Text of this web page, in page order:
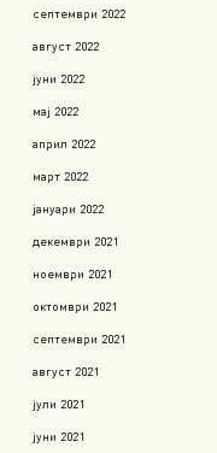
септември 2022
август 2022
јуни 2022
мај 2022
април 2022
март 2022
јануари 2022
декември 2021
ноември 2021
октомври 2021
септември 2021
август 2021
јули 2021
јуни 2021